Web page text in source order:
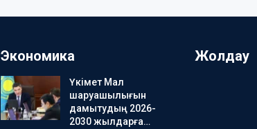
Экономика
Үкімет Мал
шаруашылығын
дамытудың 2026-
2030 жылдарға…
Жолдау